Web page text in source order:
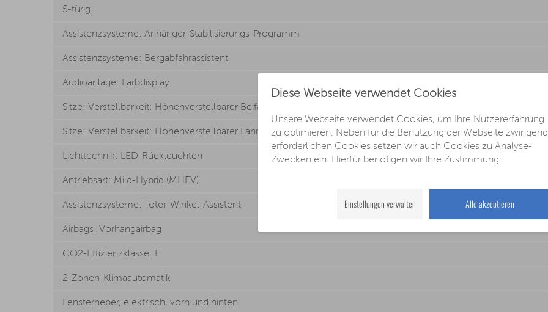
5-türig
Assistenzsysteme: Anhänger-Stabilisierungs-Programm
Assistenzsysteme: Bergabfahrassistent
Audioanlage: Farbdisplay
Sitze: Verstellbarkeit: Höhenverstellbarer Beifahrersitz
Sitze: Verstellbarkeit: Höhenverstellbarer Fahrer- und Beifahrersitz
Lichttechnik: LED-Rückleuchten
Antriebsart: Mild-Hybrid (MHEV)
Assistenzsysteme: Toter-Winkel-Assistent
Airbags: Vorhangairbag
CO2-Effizienzklasse: F
2-Zonen-Klimaautomatik
Fensterheber, elektrisch, vorn und hinten
Diese Webseite verwendet Cookies
Unsere Webseite verwendet Cookies, um Ihre Nutzererfahrung
zu optimieren. Neben für die Benutzung der Webseite zwingend
erforderlichen Cookies setzen wir auch Cookies zu Analyse-
Zwecken ein. Hierfür benötigen wir Ihre Zustimmung.
Alle akzeptieren
Einstellungen verwalten